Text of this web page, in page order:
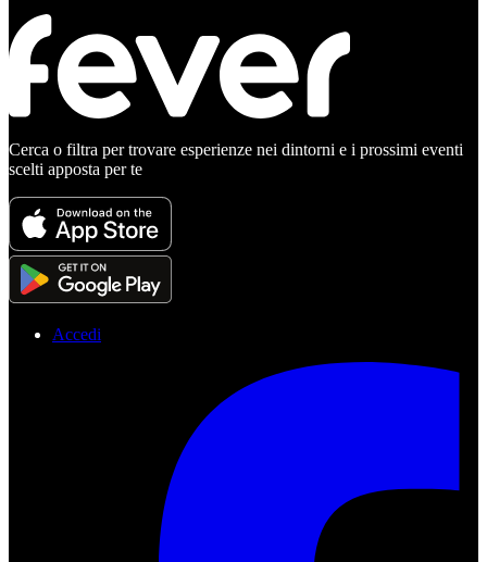
Cerca o filtra per trovare esperienze nei dintorni e i prossimi eventi
scelti apposta per te
Accedi